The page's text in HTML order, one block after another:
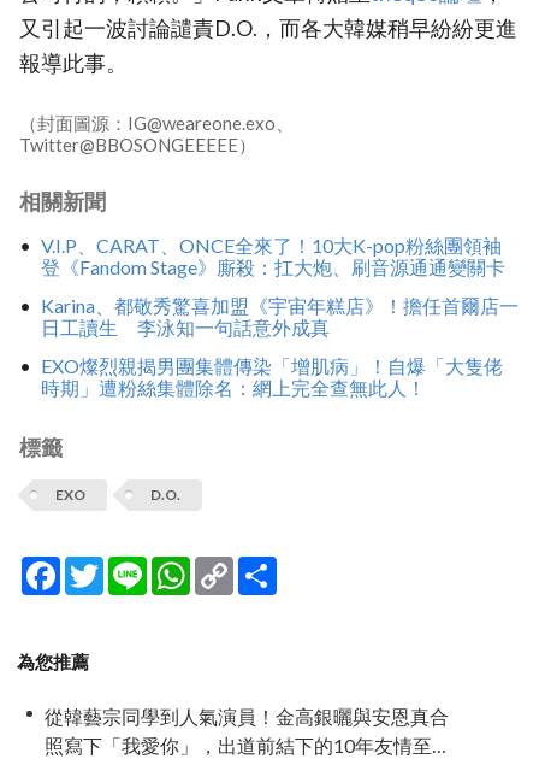
又引起一波討論譴責D.O.，而各大韓媒稍早紛紛更進
報導此事。
（封面圖源：IG@weareone.exo、
Twitter@BBOSONGEEEEE）
相關新聞
V.I.P、CARAT、ONCE全來了！10大K-pop粉絲團領袖
登《Fandom Stage》廝殺：扛大炮、刷音源通通變關卡
Karina、都敬秀驚喜加盟《宇宙年糕店》！擔任首爾店一
日工讀生 李泳知一句話意外成真
EXO燦烈親揭男團集體傳染「增肌病」！自爆「大隻佬
時期」遭粉絲集體除名：網上完全查無此人！
標籤
EXO D.O.
Facebook
TwitterLine WhatsApp
Copy
Link
為您推薦
從韓藝宗同學到人氣演員！金高銀曬與安恩真合
照寫下「我愛你」，出道前結下的10年友情至今